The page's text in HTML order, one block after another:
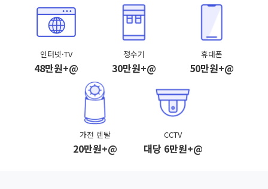
인터넷·TV
48만원+@
정수기
30만원+@
휴대폰
50만원+@
가전 렌탈
20만원+@
CCTV
대당 6만원+@